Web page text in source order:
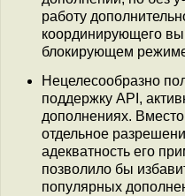
работу
координирующего
блокирующем
Нецелесообразно
поддержку API,
дополнениях.
отдельное
адекватность его
позволило бы
популярных